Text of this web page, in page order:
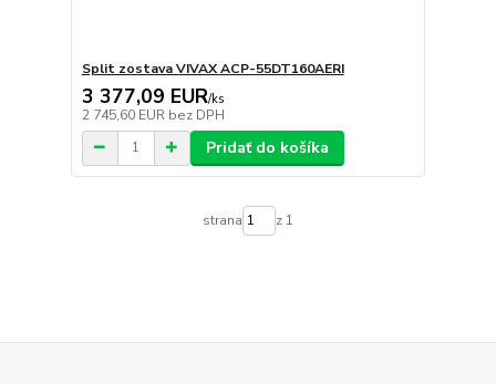
Split zostava VIVAX ACP-55DT160AERI
3 377,09 EUR/ks
2 745,60 EUR bez DPH
Pridať do košíka
strana z 1